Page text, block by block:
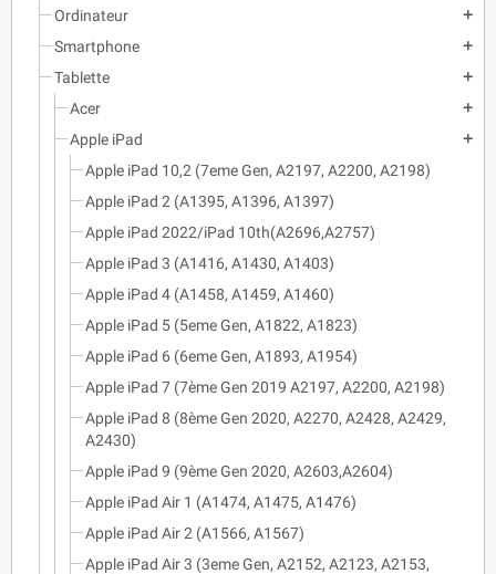
Ordinateur add
Smartphone add
Tablette add
Acer add
Apple iPad add
Apple iPad 10,2 (7eme Gen, A2197, A2200, A2198)
Apple iPad 2 (A1395, A1396, A1397)
Apple iPad 2022/iPad 10th(A2696,A2757)
Apple iPad 3 (A1416, A1430, A1403)
Apple iPad 4 (A1458, A1459, A1460)
Apple iPad 5 (5eme Gen, A1822, A1823)
Apple iPad 6 (6eme Gen, A1893, A1954)
Apple iPad 7 (7ème Gen 2019 A2197, A2200, A2198)
Apple iPad 8 (8ème Gen 2020, A2270, A2428, A2429,
A2430)
Apple iPad 9 (9ème Gen 2020, A2603,A2604)
Apple iPad Air 1 (A1474, A1475, A1476)
Apple iPad Air 2 (A1566, A1567)
Apple iPad Air 3 (3eme Gen, A2152, A2123, A2153,